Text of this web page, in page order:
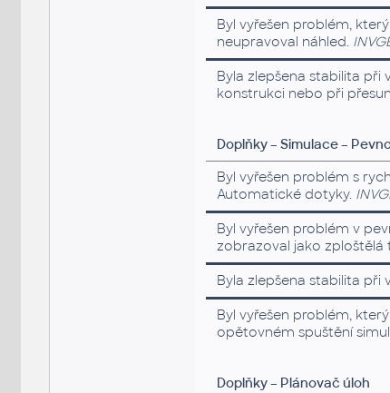
Byl vyřešen problém,
neupravoval náhled.
Byla zlepšena stabilita
konstrukci nebo při
Doplňky – Simulace –
Byl vyřešen problém s
Automatické dotyky.
Byl vyřešen problém v
zobrazoval jako zploštělá
Byla zlepšena stabilita při
Byl vyřešen problém,
opětovném spuštění
Doplňky – Plánovač úloh